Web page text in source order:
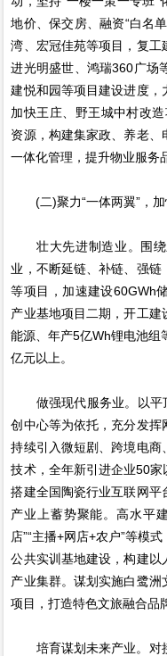
地价、保交房、融资“白名
湾、宏冠佳苑等项目，复工
进光明盛世、鸿瑞360广场
建悦和园等项目建设进度，
加快王庄、野王城中村改
资源，构建集家政、养老
一体化管理，提升物业服务
(二)聚力“一体两翼”，加
壮大先进制造业。围绕
业，不断延链、补链、强
等项目，加速建设60GWh
产业基地项目二期，开工
能源、年产5亿Wh锂电池组
亿元以上。
做强现代服务业。以平
创中心等为依托，充分发挥
持续引入微短剧、跨境电
技术，全年新引进企业50
搭建全国陶瓷行业互联网
产业上蓄势聚能。高水平
店”“主播+网店+农户”等模
公共实训基地建设，构建
产业集群。谋划实施白鹭
项目，打造特色文旅融合品
培育谋划未来产业。对